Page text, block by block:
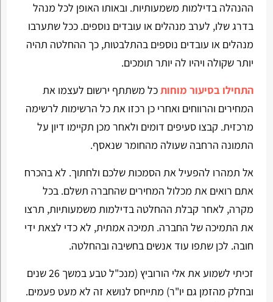
ההנהלה בדילמות משמעותיות. ובאותו האופן לכל מנהל
בדרג שלו, לערב מנהלים או עובדים נוספים. ככל שתערבו
מנהלים או עובדים נוספים בהתלבטות, כך ההחלטה תהיה
יותר שקולה ויהיו לה יותר תומכים.
התחילו בסיעור מוחותכל משתתף ירשום לעצמו את
המחירים והרווחים ואחרי כן רכזו את כל הרשימות לרשימה
מרכזית. קבצו סעיפים דומים ולאחר מכן תקיימו דיון על
התמונה הרחבה שעולה מהחומר שנאסף.
אל תמהרו להפעיל את הסמכות שלכם ולחתוך. לא בהכרח
אתם רואים את מכלול המחירים שהחברה תשלם. בכל
מקרה, לאחר קבלת ההחלטה בדילמות משמעותיות, תרצו
את התמיכה של החברה. תמיכה אמתית, לא כדי לצאת ידי
חובה. לכן שתפו עוד אנשים בחשיבה ובהחלטה.
זכיתי לשמוע את אלי הורוביץ (מנכ"ל טבע במשך 26 שנים
ובחלק מהזמן גם יו"ר) מתייחס לנושא זה לא מעט פעמים.